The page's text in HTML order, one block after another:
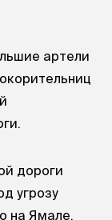
артели
дороги
угрозу
на Ямале.